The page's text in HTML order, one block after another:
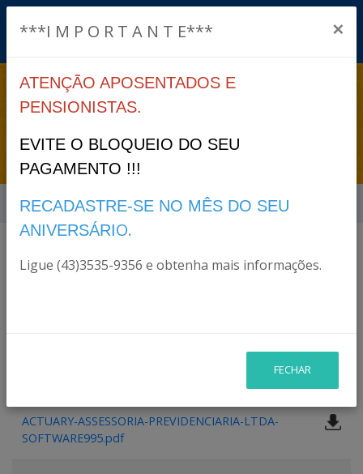
TRANSPARÊNCIA >
CONTRATOS
Início Transparência > Contratos
Arquivos
ACTUARY-ASSESSORIA-PREVIDENCIARIA-LTDA-
SOFTWARE995.pdf
***I M P O R T A N T E*** ×
ATENÇÃO APOSENTADOS E
PENSIONISTAS.
EVITE O BLOQUEIO DO SEU
PAGAMENTO !!!
RECADASTRE-SE NO MÊS DO SEU
ANIVERSÁRIO.
Ligue (43)3535-9356 e obtenha mais informações.
FECHAR